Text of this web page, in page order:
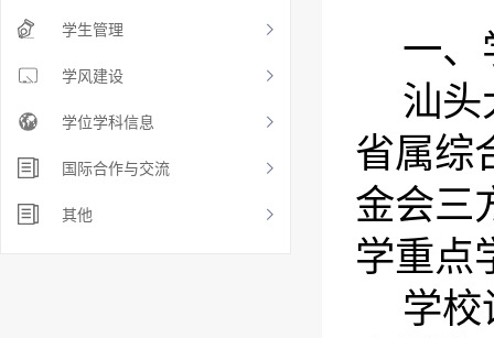
学生管理
学风建设
学位学科信息
国际合作与交流
其他
一、
汕头
省属综
金会三
学重点
学校